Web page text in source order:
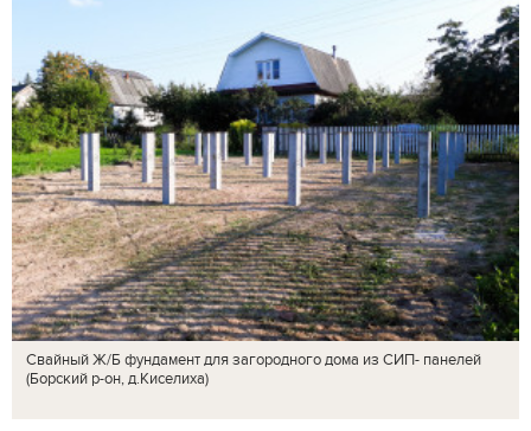
Свайный Ж/Б фундамент для загородного дома из СИП- панелей
(Борский р-он, д.Киселиха)